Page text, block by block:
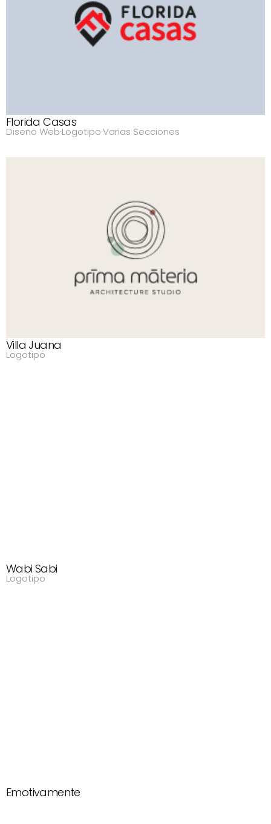
Florida Casas
Diseño Web·Logotipo·Varias Secciones
Villa Juana
Logotipo
Wabi Sabi
Logotipo
Emotivamente